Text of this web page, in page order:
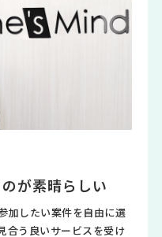
が素晴らしい
加したい案件を自由に選
合う良いサービスを受け